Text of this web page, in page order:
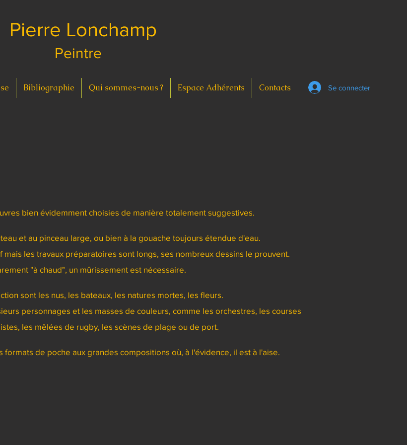
Pierre Lonchamp
Peintre
Bibliographie Qui sommes-nous ? Espace Adhérents Contacts Se connecter
bien évidemment choisies de manière totalement suggestives.
et au pinceau large, ou bien à la gouache toujours étendue d'eau.
les travaux préparatoires sont longs, ses nombreux dessins le prouvent.
"à chaud", un mûrissement est nécessaire.
sont les nus, les bateaux, les natures mortes, les fleurs.
personnages et les masses de couleurs, comme les orchestres, les courses
les mêlées de rugby, les scènes de plage ou de port.
formats de poche aux grandes compositions où, à l'évidence, il est à l'aise.